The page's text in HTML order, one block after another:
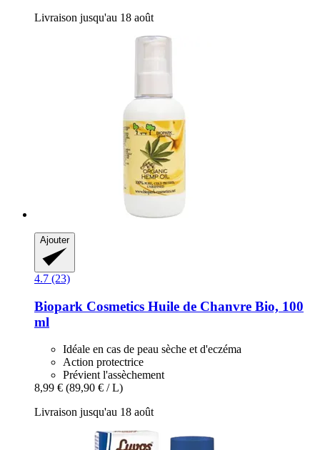
Livraison jusqu'au 18 août
Ajouter
4.7 (23)
Biopark Cosmetics Huile de Chanvre Bio, 100
ml
Idéale en cas de peau sèche et d'eczéma
Action protectrice
Prévient l'assèchement
8,99 € (89,90 € / L)
Livraison jusqu'au 18 août